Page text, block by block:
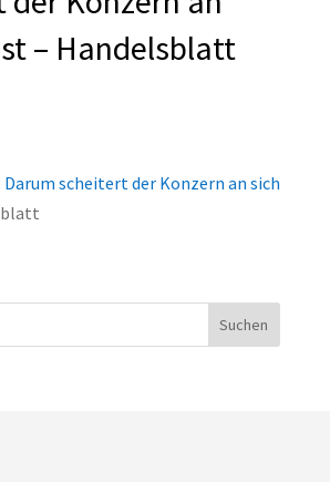
– Handelsblatt
Darum scheitert der Konzern an sich
Suchen